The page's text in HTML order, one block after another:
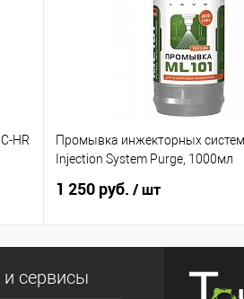
HR
Промывка инжекторных систем
Injection System Purge, 1000мл
1 250 руб. / шт
сервисы